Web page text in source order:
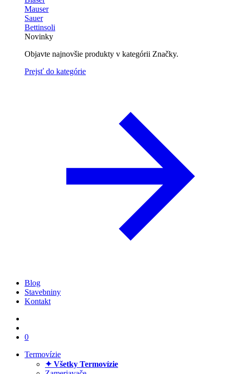
Mauser
Sauer
Bettinsoli
Novinky
Objavte najnovšie produkty v kategórii Značky.
Prejsť do kategórie
Blog
Stavebniny
Kontakt
0
Termovízie
✦ Všetky Termovízie